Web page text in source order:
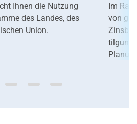
Ihnen die Nutzung
des Landes, des
Union.
Im
von